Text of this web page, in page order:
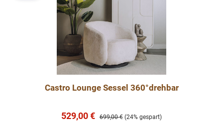
Castro Lounge Sessel 360°drehbar
Verkaufspreis:
529,00 € Regulärer Preis:
699,00 € (24% gespart)